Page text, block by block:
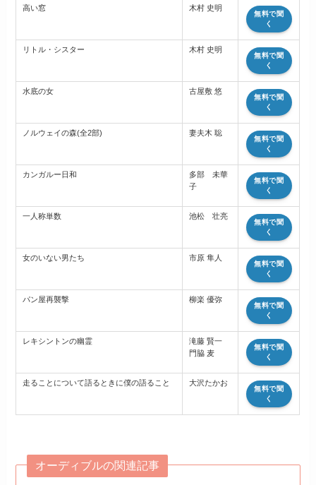
高い窓 木村 史明
無料で聞
く
リトル・シスター 木村 史明
無料で聞
く
水底の女 古屋敷 悠
無料で聞
く
ノルウェイの森(全2部) 妻夫木 聡
無料で聞
く
カンガルー日和
多部 未華
子
無料で聞
く
一人称単数 池松 壮亮
無料で聞
く
女のいない男たち 市原 隼人
無料で聞
く
パン屋再襲撃 柳楽 優弥
無料で聞
く
レキシントンの幽霊
滝藤 賢一
門脇 麦
無料で聞
く
走ることについて語るときに僕の語ること 大沢たかお
無料で聞
く
オーディブルの関連記事